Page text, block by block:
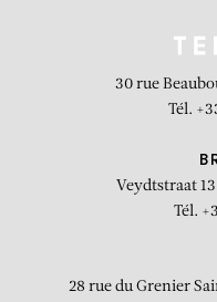
30 rue
Tél.
Veydtstraat 13
Tél.
28 rue du Grenier